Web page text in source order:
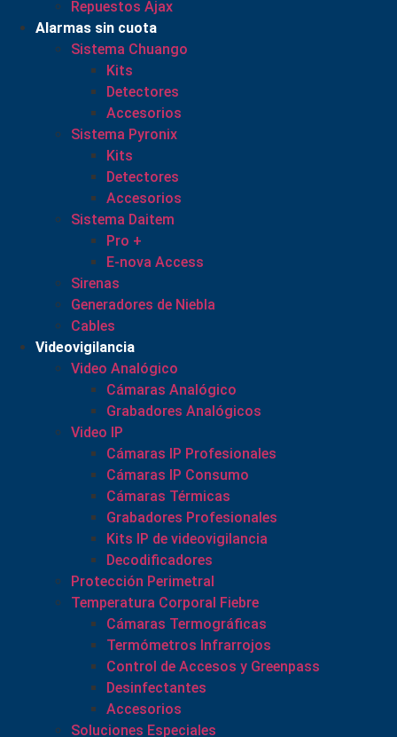
Repuestos Ajax
Alarmas sin cuota
Sistema Chuango
Kits
Detectores
Accesorios
Sistema Pyronix
Kits
Detectores
Accesorios
Sistema Daitem
Pro +
E-nova Access
Sirenas
Generadores de Niebla
Cables
Videovigilancia
Video Analógico
Cámaras Analógico
Grabadores Analógicos
Video IP
Cámaras IP Profesionales
Cámaras IP Consumo
Cámaras Térmicas
Grabadores Profesionales
Kits IP de videovigilancia
Decodificadores
Protección Perimetral
Temperatura Corporal Fiebre
Cámaras Termográficas
Termómetros Infrarrojos
Control de Accesos y Greenpass
Desinfectantes
Accesorios
Soluciones Especiales